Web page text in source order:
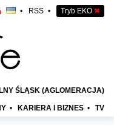
• RSS • Tryb EKO ✖
ŚLĄSK (AGLOMERACJA)
• KARIERA I BIZNES • TV